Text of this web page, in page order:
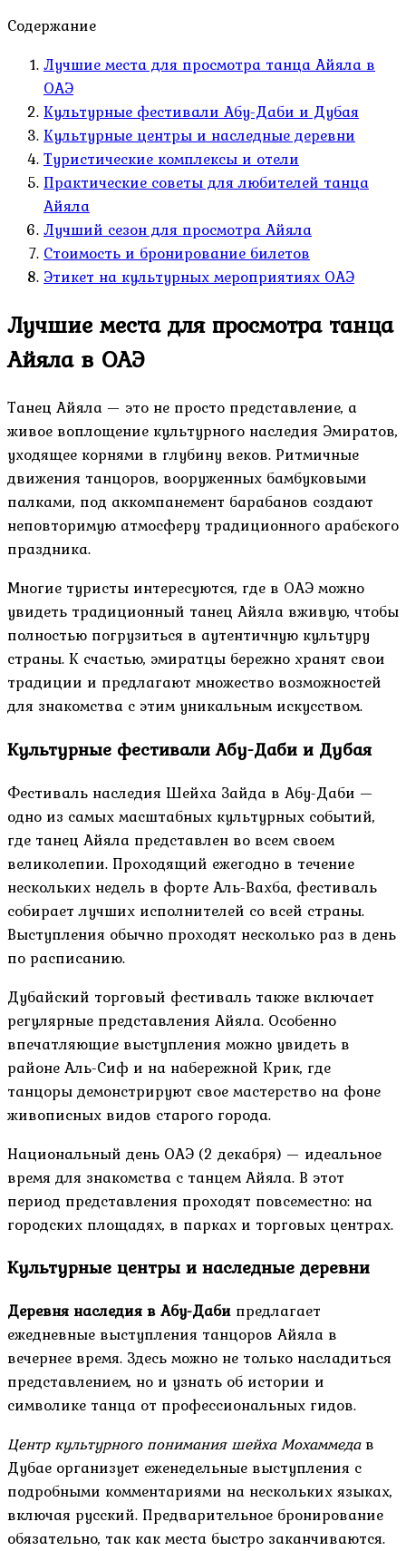
Содержание
Лучшие места для просмотра танца Айяла в
ОАЭ
Культурные фестивали Абу-Даби и Дубая
Культурные центры и наследные деревни
Туристические комплексы и отели
Практические советы для любителей танца
Айяла
Лучший сезон для просмотра Айяла
Стоимость и бронирование билетов
Этикет на культурных мероприятиях ОАЭ
Лучшие места для просмотра танца
Айяла в ОАЭ
Танец Айяла — это не просто представление, а
живое воплощение культурного наследия Эмиратов,
уходящее корнями в глубину веков. Ритмичные
движения танцоров, вооруженных бамбуковыми
палками, под аккомпанемент барабанов создают
неповторимую атмосферу традиционного арабского
праздника.
Многие туристы интересуются, где в ОАЭ можно
увидеть традиционный танец Айяла вживую, чтобы
полностью погрузиться в аутентичную культуру
страны. К счастью, эмиратцы бережно хранят свои
традиции и предлагают множество возможностей
для знакомства с этим уникальным искусством.
Культурные фестивали Абу-Даби и Дубая
Фестиваль наследия Шейха Зайда в Абу-Даби —
одно из самых масштабных культурных событий,
где танец Айяла представлен во всем своем
великолепии. Проходящий ежегодно в течение
нескольких недель в форте Аль-Вахба, фестиваль
собирает лучших исполнителей со всей страны.
Выступления обычно проходят несколько раз в день
по расписанию.
Дубайский торговый фестиваль также включает
регулярные представления Айяла. Особенно
впечатляющие выступления можно увидеть в
районе Аль-Сиф и на набережной Крик, где
танцоры демонстрируют свое мастерство на фоне
живописных видов старого города.
Национальный день ОАЭ (2 декабря) — идеальное
время для знакомства с танцем Айяла. В этот
период представления проходят повсеместно: на
городских площадях, в парках и торговых центрах.
Культурные центры и наследные деревни
Деревня наследия в Абу-Даби предлагает
ежедневные выступления танцоров Айяла в
вечернее время. Здесь можно не только насладиться
представлением, но и узнать об истории и
символике танца от профессиональных гидов.
Центр культурного понимания шейха Мохаммедав
Дубае организует еженедельные выступления с
подробными комментариями на нескольких языках,
включая русский. Предварительное бронирование
обязательно, так как места быстро заканчиваются.